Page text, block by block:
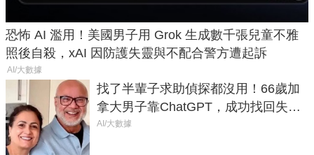
恐怖 AI 濫用！美國男子用 Grok 生成數千張兒童不雅
照後自殺，xAI 因防護失靈與不配合警方遭起訴
AI/大數據
找了半輩子求助偵探都沒用！66歲加
拿大男子靠ChatGPT，成功找回失散
50年家人
AI/大數據